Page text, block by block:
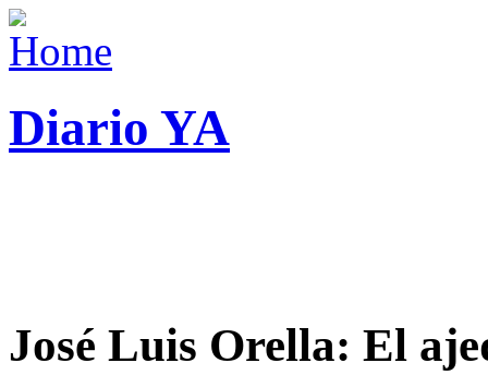
Diario YA
José Luis Orella: El